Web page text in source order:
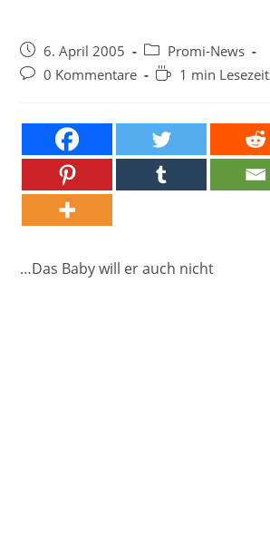
Beitrag
veröffentlicht:
6. April 2005
Beitrags-
Kategorie:
Promi-News
Beitrags-
0 Kommentare Lesedauer:
1 min Lesezeit
…Das Baby will er auch nicht